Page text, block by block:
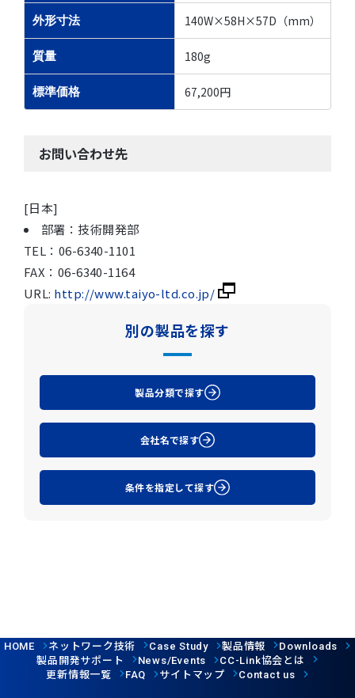
外形寸法 140W×58H×57D（mm）
質量 180g
標準価格 67,200円
お問い合わせ先
[日本]
部署：技術開発部
TEL：06-6340-1101
FAX：06-6340-1164
URL: http://www.taiyo-ltd.co.jp/
別の製品を探す
製品分類で探す
会社名で探す
条件を指定して探す
HOME ネットワーク技術 Case Study 製品情報 Downloads
製品開発サポート News/Events CC-Link協会とは
更新情報一覧
FAQ サイトマップ Contact us